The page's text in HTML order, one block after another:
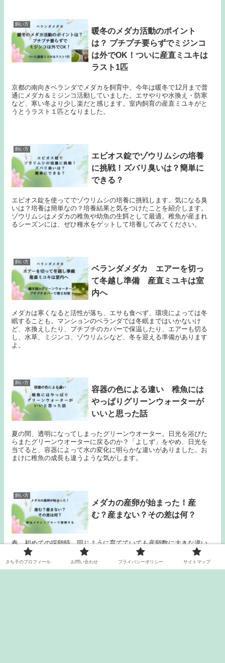
飼い方
暖冬のメダカ活動のポイント
は？ プチプチ要らずでミジンコ
は外でOK！ついに産直ミユキは
ラスト1匹
京都の南向きベランダでメダカを飼育中。今年は暖冬で12月まで普
通にメダカ＆ミジンコ活動していました。エサやりや水換え・防寒
など、寒い冬より少し楽だと感じます。室内飼育の産直ミユキがと
うとうラスト１匹となりました。
飼い方
エビオス錠でゾウリムシの培養
に挑戦！ズバリ臭いは？簡単に
できる？
エビオス錠を使ってでゾウリムシの培養に挑戦します。気になる臭
いは？培養は簡単なの？培養結果と気をつけたことを紹介します。
ゾウリムシはメダカの稚魚や幼魚の生餌として最適。稚魚が産まれ
るシーズンには、ぜひ種水をゲットして培養してみてください。
飼い方
ベランダメダカ エアーを切っ
て冬越し準備 産直ミユキは室
内へ
メダカは寒くなると活性が落ち、エサも食べず、環境によっては冬
眠することも。マンションのベランダでは冬眠まではいかないけ
ど、水換えしたり、プチプチのカバーで保温したり、エアーも切る
し、水草、ミジンコ、ゾウリムシなど、冬を迎える準備があります
よ。
飼い方
容器の色による違い 稚魚には
やっぱりグリーンウォーターが
いいと思った話
夏の間、透明になってしまったグリーンウオーター。日光を浴びた
らまたグリーンウオーターに戻るのか？「よしず」をやめ、日光を
当てると、容器によって水の変化に明らかな違いがありました。お
まけに稚魚の成長も違うような気がします。
飼い方
メダカの産卵が始まった！産
む？産まない？その差は何？
春、初めての採卵時。同じように育てていても産卵数に大きな違い
が！まだ始まったばかりでたまたまかもしれませんが、思い当たる
ことは親魚の若さ！やっぱり若い方が産む気がします。日光や水温
さち子のプロフィール お問い合わせ プライバシーポリシー サイトマップ